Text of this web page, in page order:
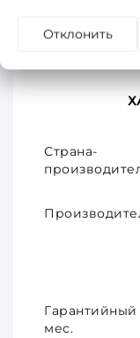
Описание
Страна-
Гарантийный
мес.
Отклонить